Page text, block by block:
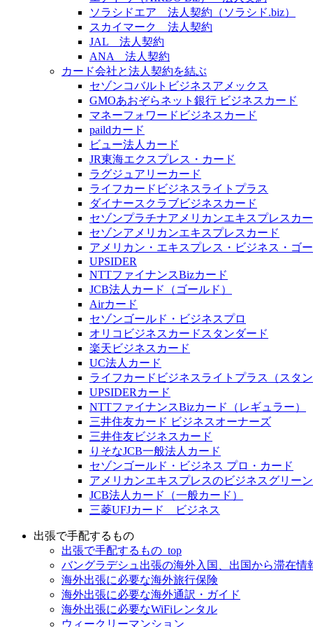
ソラシドエア 法人契約（ソラシド.biz）
スカイマーク 法人契約
JAL 法人契約
ANA 法人契約
カード会社と法人契約を結ぶ
セゾンコバルトビジネスアメックス
GMOあおぞらネット銀行 ビジネスカード
マネーフォワードビジネスカード
paildカード
ビュー法人カード
JR東海エクスプレス・カード
ラグジュアリーカード
ライフカードビジネスライトプラス
ダイナースクラブビジネスカード
セゾンプラチナアメリカンエキスプレスカ
セゾンアメリカンエキスプレスカード
アメリカン・エキスプレス・ビジネス・ゴ
UPSIDER
NTTファイナンスBizカード
JCB法人カード（ゴールド）
Airカード
セゾンゴールド・ビジネスプロ
オリコビジネスカードスタンダード
楽天ビジネスカード
UC法人カード
ライフカードビジネスライトプラス（スタン
UPSIDERカード
NTTファイナンスBizカード（レギュラー）
三井住友カード ビジネスオーナーズ
三井住友ビジネスカード
りそなJCB一般法人カード
セゾンゴールド・ビジネス プロ・カード
アメリカンエキスプレスのビジネスグリー
JCB法人カード（一般カード）
三菱UFJカード ビジネス
出張で手配するもの
出張で手配するもの_top
バングラデシュ出張の海外入国、出国から滞在情
海外出張に必要な海外旅行保険
海外出張に必要な海外通訳・ガイド
海外出張に必要なWiFiレンタル
ウィークリーマンション